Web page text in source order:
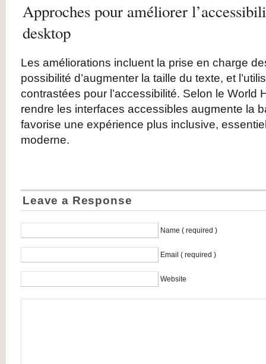
Approches pour améliorer
desktop
Les améliorations incluent la prise en charge
possibilité d’augmenter la taille du texte, et
contrastées pour l’accessibilité. Selon le World
rendre les interfaces accessibles augmente la
favorise une expérience plus inclusive,
moderne.
Leave a Response
Name ( required )
Email ( required )
Website